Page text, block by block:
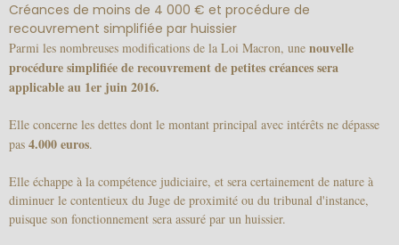
Créances de moins de 4 000 € et procédure de
recouvrement simplifiée par huissier
Parmi les nombreuses modifications de la Loi Macron, une nouvelle
procédure simplifiée de recouvrement de petites créances sera
applicable au 1er juin 2016.
Elle concerne les dettes dont le montant principal avec intérêts ne dépasse
pas 4.000 euros.
Elle échappe à la compétence judiciaire, et sera certainement de nature à
diminuer le contentieux du Juge de proximité ou du tribunal d'instance,
puisque son fonctionnement sera assuré par un huissier.